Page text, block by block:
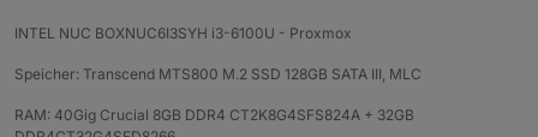
INTEL NUC BOXNUC6I3SYH i3-6100U - Proxmox
Speicher: Transcend MTS800 M.2 SSD 128GB SATA III, MLC
RAM: 40Gig Crucial 8GB DDR4 CT2K8G4SFS824A + 32GB